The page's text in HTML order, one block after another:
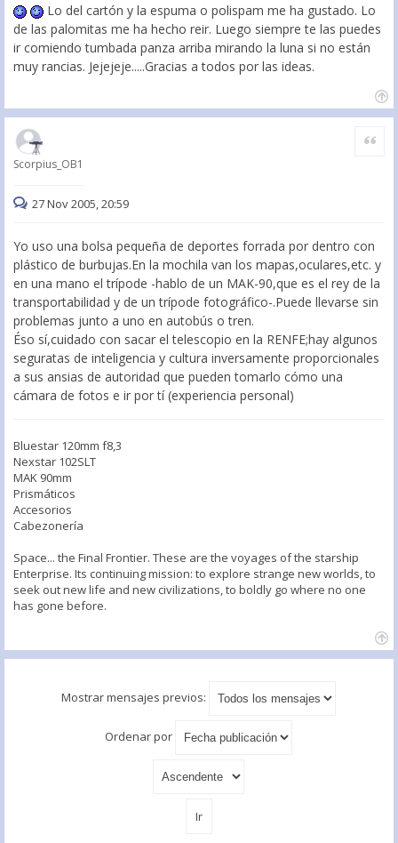
Lo del cartón y la espuma o polispam me ha gustado. Lo
de las palomitas me ha hecho reir. Luego siempre te las puedes
ir comiendo tumbada panza arriba mirando la luna si no están
muy rancias. Jejejeje.....Gracias a todos por las ideas.
Scorpius_OB1
Citar
27 Nov 2005, 20:59
Yo uso una bolsa pequeña de deportes forrada por dentro con
plástico de burbujas.En la mochila van los mapas,oculares,etc. y
en una mano el trípode -hablo de un MAK-90,que es el rey de la
transportabilidad y de un trípode fotográfico-.Puede llevarse sin
problemas junto a uno en autobús o tren.
Éso sí,cuidado con sacar el telescopio en la RENFE;hay algunos
seguratas de inteligencia y cultura inversamente proporcionales
a sus ansias de autoridad que pueden tomarlo cómo una
cámara de fotos e ir por tí (experiencia personal)
Bluestar 120mm f8,3
Nexstar 102SLT
MAK 90mm
Prismáticos
Accesorios
Cabezonería
Space... the Final Frontier. These are the voyages of the starship
Enterprise. Its continuing mission: to explore strange new worlds, to
seek out new life and new civilizations, to boldly go where no one
has gone before.
Mostrar mensajes previos:
Ordenar por